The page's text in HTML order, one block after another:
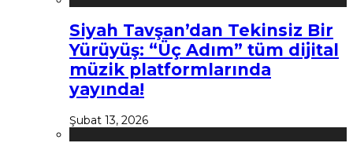
Siyah Tavşan’dan Tekinsiz Bir
Yürüyüş: “Üç Adım” tüm dijital
müzik platformlarında
yayında!
Şubat 13, 2026